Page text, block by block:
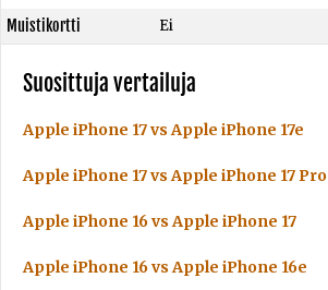
Muistikortti
Ei
Suosittuja vertailuja
Apple iPhone 17 vs Apple iPhone 17e
Apple iPhone 17 vs Apple iPhone 17 Pro
Apple iPhone 16 vs Apple iPhone 17
Apple iPhone 16 vs Apple iPhone 16e